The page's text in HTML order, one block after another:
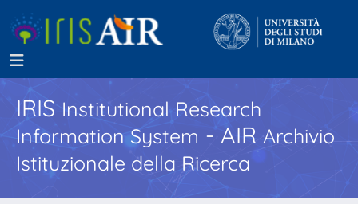
IRISInstitutional Research
Information System - AIR Archivio
Istituzionale della Ricerca